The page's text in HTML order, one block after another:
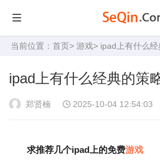
当前位置： 首页> 游戏> ipad上有什么
ipad上有什么经典的策
郑贤楠 2025-10-04 12:54:03
求推荐几个ipad上的免费游戏